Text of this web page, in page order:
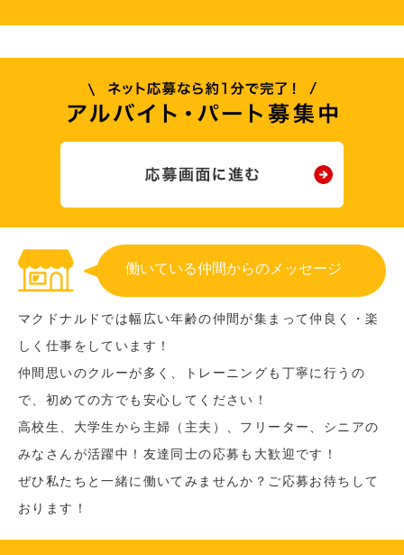
働いている仲間からのメッセージ
マクドナルドでは幅広い年齢の仲間が集まって仲良く・楽
しく仕事をしています！
仲間思いのクルーが多く、トレーニングも丁寧に行うの
で、初めての方でも安心してください！
高校生、大学生から主婦（主夫）、フリーター、シニアの
みなさんが活躍中！友達同士の応募も大歓迎です！
ぜひ私たちと一緒に働いてみませんか？ご応募お待ちして
おります！